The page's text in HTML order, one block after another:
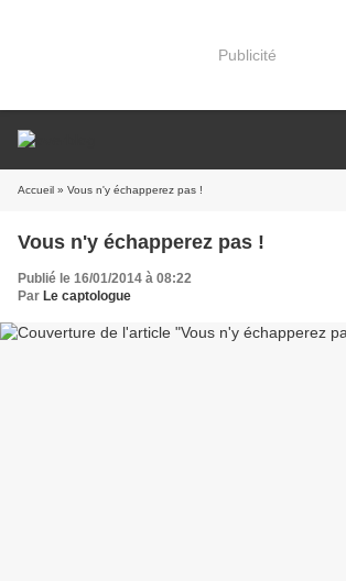
Publicité
Accueil » Vous n'y échapperez pas !
Vous n'y échapperez pas !
Publié le 16/01/2014 à 08:22
Par Le captologue